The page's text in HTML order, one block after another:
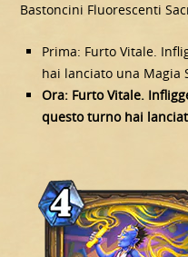
Bastoncini Fluorescenti
Prima: Furto Vitale.
hai lanciato una Magia
Ora: Furto Vitale.
questo turno hai